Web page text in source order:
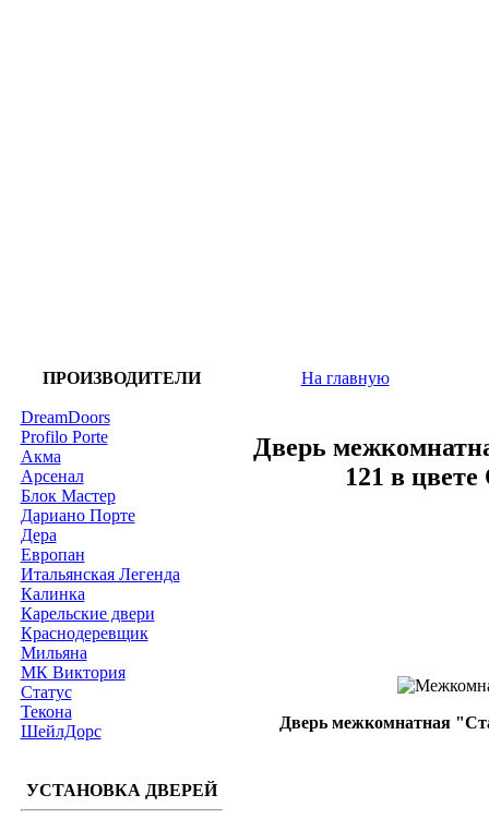
ПРОИЗВОДИТЕЛИ
DreamDoors
Profilo Porte
Акма
Арсенал
Блок Мастер
Дариано Порте
Дера
Европан
Итальянская Легенда
Калинка
Карельские двери
Краснодеревщик
Мильяна
МК Виктория
Статус
Текона
ШейлДорс
УСТАНОВКА ДВЕРЕЙ
На главную
Дверь
121 в
Дверь межкомнатная